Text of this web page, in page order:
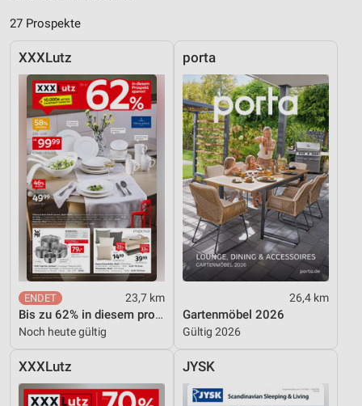
27 Prospekte
XXXLutz
23,7 km
Bis zu 62% in diesem prospekt
Noch heute gültig
porta
26,4 km
Gartenmöbel 2026
Gültig 2026
XXXLutz JYSK